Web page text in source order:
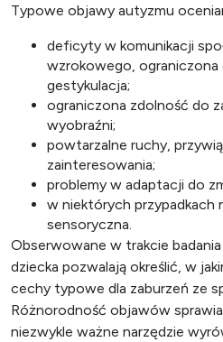
Typowe objawy autyzmu
deficyty w komunikacji
wzrokowego, ograniczona
gestykulacja;
ograniczona zdolność do
wyobraźni;
powtarzalne ruchy,
zainteresowania;
problemy w adaptacji do
w niektórych przypadkach
sensoryczna.
Obserwowane w trakcie
dziecka pozwalają określić, w
cechy typowe dla zaburzeń ze
Różnorodność objawów
niezwykle ważne narzędzie